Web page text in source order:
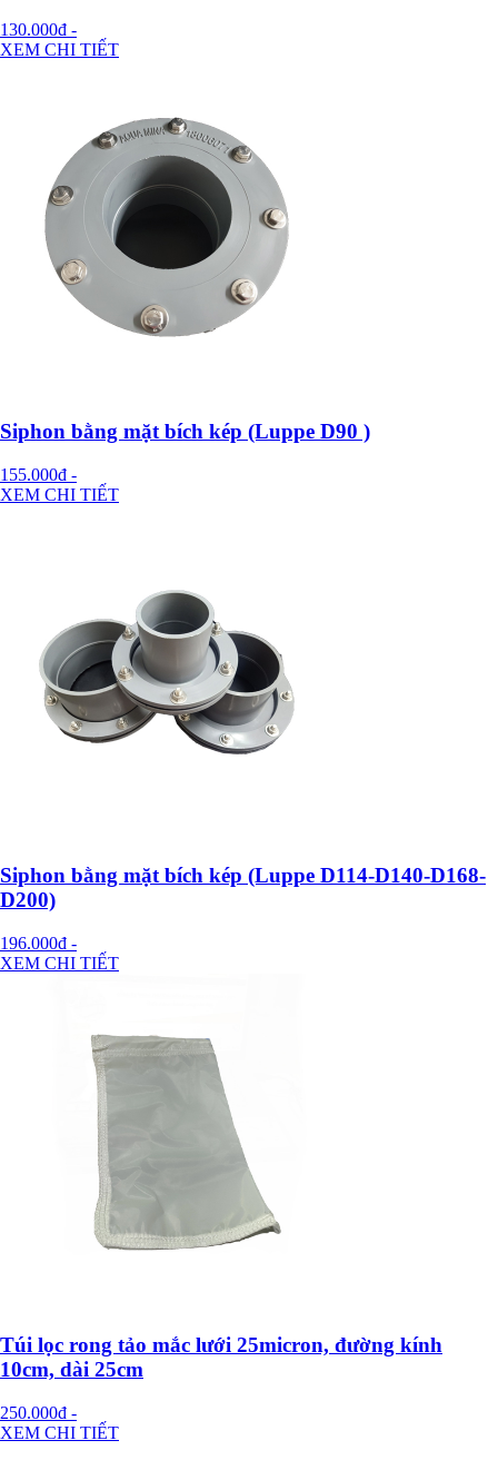
130.000đ -
XEM CHI TIẾT
Siphon bằng mặt bích kép (Luppe D90 )
155.000đ -
XEM CHI TIẾT
Siphon bằng mặt bích kép (Luppe D114-D140-D168-
D200)
196.000đ -
XEM CHI TIẾT
Túi lọc rong tảo mắc lưới 25micron, đường kính
10cm, dài 25cm
250.000đ -
XEM CHI TIẾT